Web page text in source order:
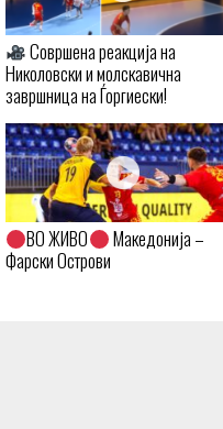
Совршена реакција на
Николовски и молскавична
завршница на Ѓоргиески!
ВО ЖИВО
Македонија –
Фарски Острови